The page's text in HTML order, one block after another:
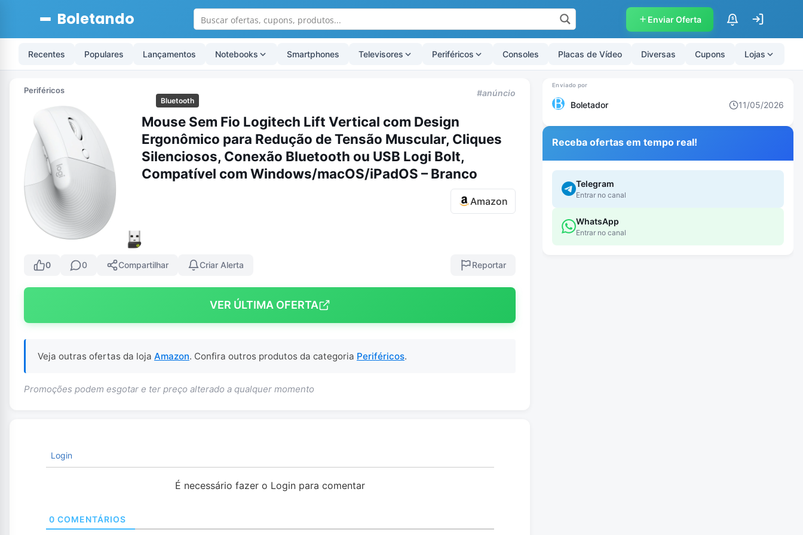
Boletando Enviar Oferta $
Recentes Populares Lançamentos Notebooks Smartphones Televisores Periféricos Consoles Placas de Vídeo Diversas Cupons Lojas
Periféricos
Bluetooth
#anúncio
Mouse Sem Fio Logitech Lift Vertical com Design
Ergonômico para Redução de Tensão Muscular, Cliques
Silenciosos, Conexão Bluetooth ou USB Logi Bolt,
Compatível com Windows/macOS/iPadOS – Branco
Amazon
0 0 Compartilhar Criar Alerta Reportar
VER ÚLTIMA OFERTA
Veja outras ofertas da loja Amazon. Confira outros produtos da categoria Periféricos.
Promoções podem esgotar e ter preço alterado a qualquer momento
Login
É necessário fazer o Login para comentar
0 COMENTÁRIOS
Boletador 11/05/2026
Receba ofertas em tempo real!
Telegram
Entrar no canal
WhatsApp
Entrar no canal